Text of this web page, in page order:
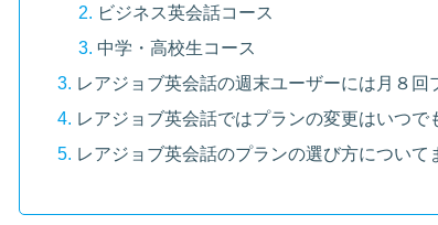
ビジネス英会話コース
中学・高校生コース
レアジョブ英会話の週末ユーザーには月８回
レアジョブ英会話ではプランの変更はいつで
レアジョブ英会話のプランの選び方について